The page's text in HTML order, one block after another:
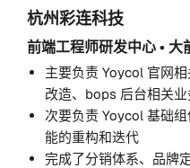
杭州彩连科技
前端工程师研发中心 • 大
主要负责 Yoycol 官网
改造、bops 后台相关
次要负责 Yoycol 基础
能的重构和迭代
完成了分销体系、品牌